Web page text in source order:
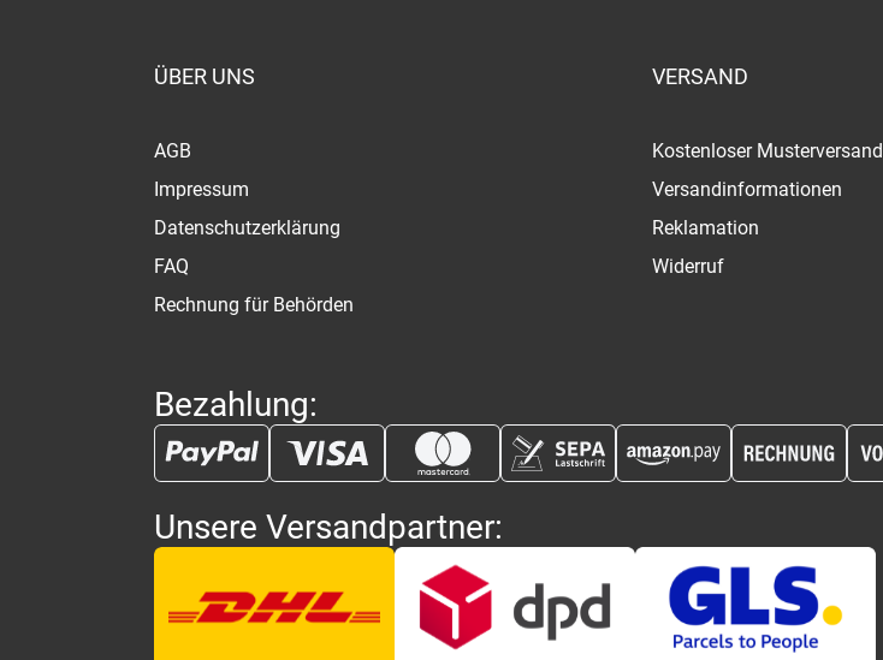
ÜBER UNS
AGB
Impressum
Datenschutzerklärung
FAQ
Rechnung für Behörden
VERSAND
Kostenloser Musterversand
Versandinformationen
Reklamation
Widerruf
Bezahlung:
Unsere Versandpartner: